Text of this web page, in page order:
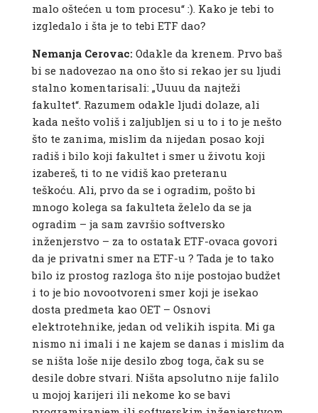
malo oštećen u tom procesu“ :). Kako je tebi to
izgledalo i šta je to tebi ETF dao?
Nemanja Cerovac: Odakle da krenem. Prvo baš
bi se nadovezao na ono što si rekao jer su ljudi
stalno komentarisali: „Uuuu da najteži
fakultet“. Razumem odakle ljudi dolaze, ali
kada nešto voliš i zaljubljen si u to i to je nešto
što te zanima, mislim da nijedan posao koji
radiš i bilo koji fakultet i smer u životu koji
izabereš, ti to ne vidiš kao preteranu
teškoću. Ali, prvo da se i ogradim, pošto bi
mnogo kolega sa fakulteta želelo da se ja
ogradim – ja sam završio softversko
inženjerstvo – za to ostatak ETF-ovaca govori
da je privatni smer na ETF-u ? Tada je to tako
bilo iz prostog razloga što nije postojao budžet
i to je bio novootvoreni smer koji je isekao
dosta predmeta kao OET – Osnovi
elektrotehnike, jedan od velikih ispita. Mi ga
nismo ni imali i ne kajem se danas i mislim da
se ništa loše nije desilo zbog toga, čak su se
desile dobre stvari. Ništa apsolutno nije falilo
u mojoj karijeri ili nekome ko se bavi